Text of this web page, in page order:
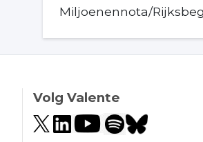
Miljoenennota/
Volg Valente